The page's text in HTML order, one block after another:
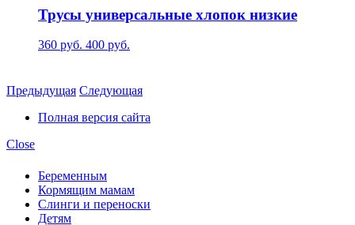
Трусы универсальные хлопок низкие
360 руб. 400 руб.
Предыдущая Следующая
Полная версия сайта
Close
Беременным
Кормящим мамам
Слинги и переноски
Детям